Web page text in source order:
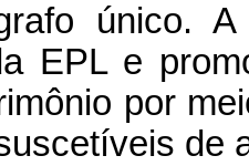
único.
EPL e
por
de